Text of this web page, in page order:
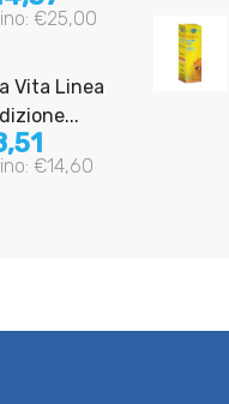
€25,00
Vita Linea
€14,60